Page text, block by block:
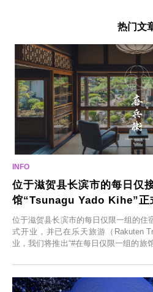
热门文
位于滋贺县长滨市的每日仅
馆“Tsunagu Yado Kihe”正
位于滋贺县长滨市的每日仅限一组的住
式开业，并已在乐天旅游（Rakuten
业，我们将推出“#在每日仅限一组的旅
在此与重要之人共度一段难忘的特别时